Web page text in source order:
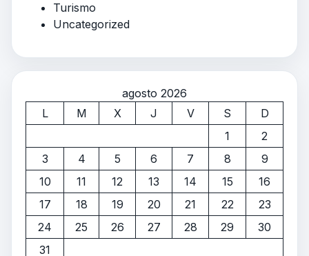
Turismo
Uncategorized
agosto 2026
L
M X J V S
D
1
2
3
4 5 6 7 8
9
10
11 12 13 14 15
16
17
18 19 20 21 22
23
24
25 26 27 28 29
30
31